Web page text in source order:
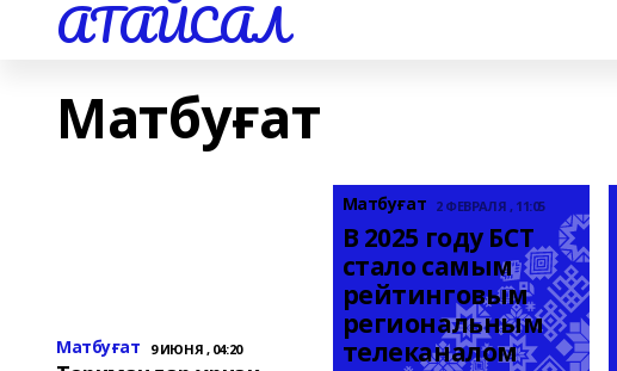
АТАЙСАЛ
Матбуғат
Матбуғат 9 ИЮНЯ , 04:20
Матбуғат 2 ФЕВРАЛЯ , 11:05
В 2025 году БСТ
стало самым
рейтинговым
региональным
телеканалом